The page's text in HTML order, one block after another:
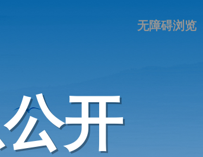
无障碍浏览
开